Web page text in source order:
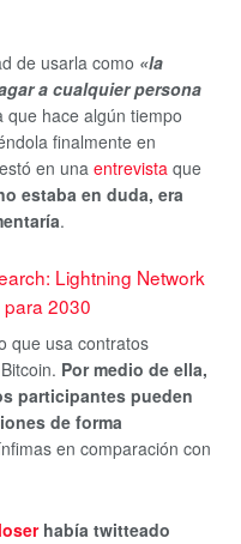
de usarla como «la
a cualquier persona
que hace algún tiempo
finalmente en
en una entrevista que
estaba en duda, era
.
Lightning Network
2030
que usa contratos
Por medio de ella,
participantes pueden
de forma
en comparación con
había twitteado